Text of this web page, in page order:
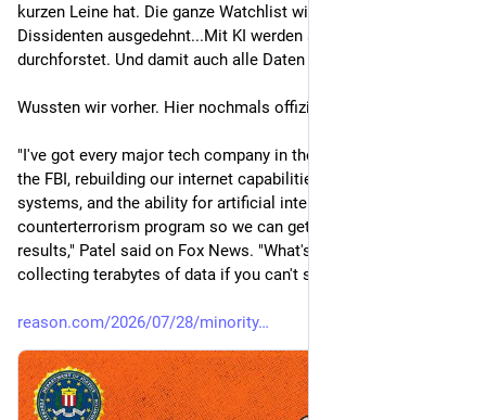
kurzen Leine hat. Die ganze Watchlist wird offiziell auf alle
Dissidenten ausgedehnt...Mit KI werden alle Datenströme
durchforstet. Und damit auch alle Daten überwacht.
Wussten wir vorher. Hier nochmals offiziell.
"I've got every major tech company in the world embedded in
the FBI, rebuilding our internet capabilities, our classified
systems, and the ability for artificial intelligence to be in our
counterterrorism program so we can get instantaneous
results," Patel said on Fox News. "What's the point of
collecting terabytes of data if you can't sift through it?"
reason.com/2026/07/28/minority